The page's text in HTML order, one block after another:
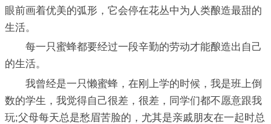
眼前画着优美的弧形，它会停在花丛中为人类酿造最甜的
生活。
每一只蜜蜂都要经过一段辛勤的劳动才能酿造出自己
的生活。
我曾经是一只懒蜜蜂，在刚上学的时候，我是班上倒
数的学生，我觉得自己很差，很差，同学们都不愿意跟我
玩;父母每天总是愁眉苦脸的，尤其是亲戚朋友在一起时总